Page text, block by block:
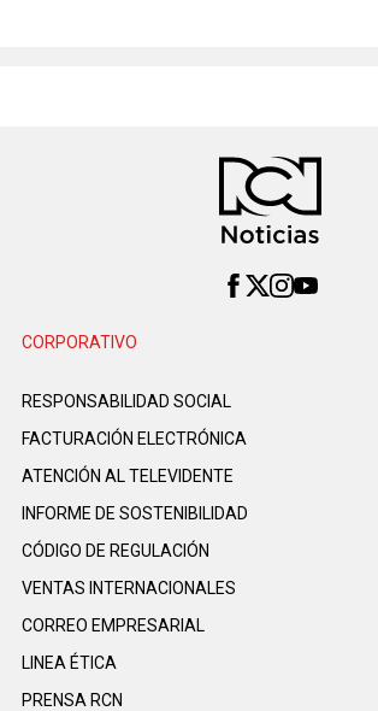
CORPORATIVO
RESPONSABILIDAD SOCIAL
FACTURACIÓN ELECTRÓNICA
ATENCIÓN AL TELEVIDENTE
INFORME DE SOSTENIBILIDAD
CÓDIGO DE REGULACIÓN
VENTAS INTERNACIONALES
CORREO EMPRESARIAL
LINEA ÉTICA
PRENSA RCN